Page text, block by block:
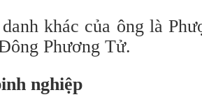
khác của ông là
Phương Tử.
nghiệp